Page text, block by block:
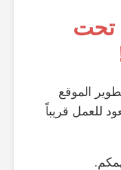
تحت
الموقع
للعمل قريباً